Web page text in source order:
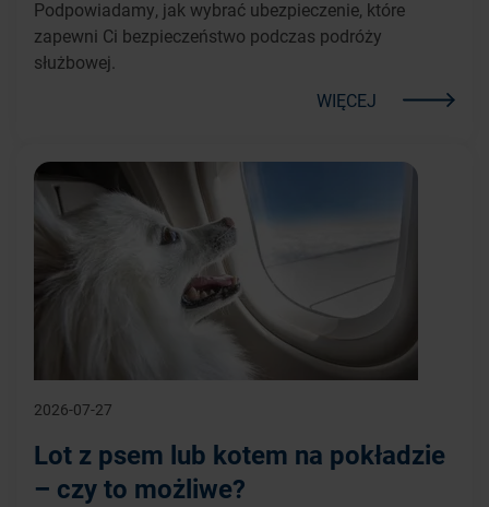
Podpowiadamy, jak wybrać ubezpieczenie, które
zapewni Ci bezpieczeństwo podczas podróży
służbowej.
WIĘCEJ
2026-07-27
Lot z psem lub kotem na pokładzie
– czy to możliwe?